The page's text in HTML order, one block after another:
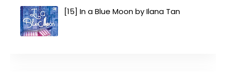
[15] In a Blue Moon by Ilana Tan